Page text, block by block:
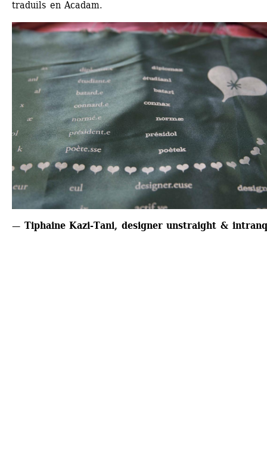
traduils en Acadam.
— Tiphaine Kazi-Tani, designer unstraight &